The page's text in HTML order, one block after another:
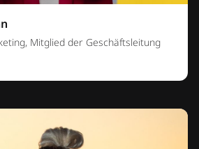
Mitglied der Geschäftsleitung